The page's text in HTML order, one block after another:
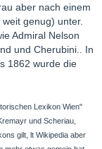
aber nach einem
genug) unter.
Admiral Nelson
und Cherubini.. In
1862 wurde die
Lexikon Wien"
und Scheriau,
gilt, lt Wikipedia aber